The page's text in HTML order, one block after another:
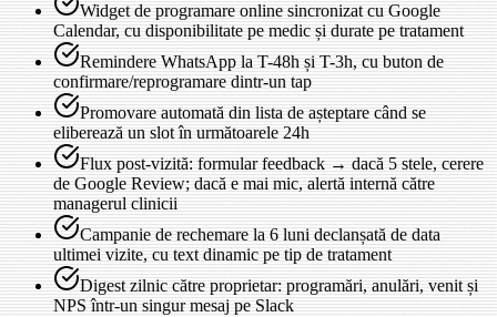
Widget de programare online sincronizat cu Google
Calendar, cu disponibilitate pe medic și durate pe tratament
Remindere WhatsApp la T-48h și T-3h, cu buton de
confirmare/reprogramare dintr-un tap
Promovare automată din lista de așteptare când se
eliberează un slot în următoarele 24h
Flux post-vizită: formular feedback → dacă 5 stele, cerere
de Google Review; dacă e mai mic, alertă internă către
managerul clinicii
Campanie de rechemare la 6 luni declanșată de data
ultimei vizite, cu text dinamic pe tip de tratament
Digest zilnic către proprietar: programări, anulări, venit și
NPS într-un singur mesaj pe Slack